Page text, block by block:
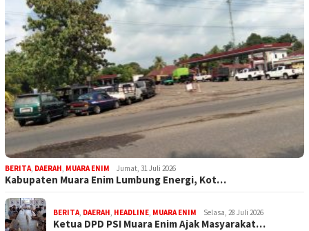
BERITA DAERAH MUARA ENIM Jumat, 31 Juli 2026
Kabupaten Muara Enim Lumbung Energi, Kot…
BERITA DAERAH HEADLINE MUARA ENIM Selasa, 28 Juli 2026
Ketua DPD PSI Muara Enim Ajak Masyarakat…